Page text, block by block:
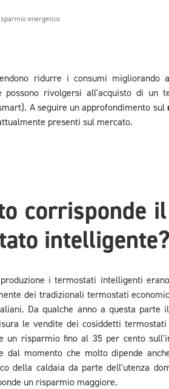
energetico
ridurre i consumi migliorando
possono rivolgersi all'acquisto di un
A seguire un approfondimento sul
presenti sul mercato.
corrisponde
intelligente?
i termostati intelligenti
dei tradizionali termostati
Da qualche anno a questa parte
le vendite dei cosiddetti
un risparmio fino al 35 per cento
dal momento che molto dipende
della caldaia da parte dell'utenza
un risparmio maggiore.